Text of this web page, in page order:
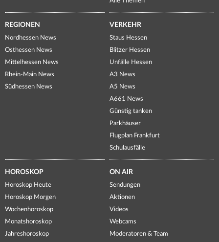
REGIONEN
Nordhessen News
Osthessen News
Mittelhessen News
Rhein-Main News
Südhessen News
VERKEHR
Staus Hessen
Blitzer Hessen
Unfälle Hessen
A3 News
A5 News
A661 News
Günstig tanken
Parkhäuser
Flugplan Frankfurt
Schulausfälle
HOROSKOP
Horoskop Heute
Horoskop Morgen
Wochenhoroskop
Monatshoroskop
Jahreshoroskop
ON AIR
Sendungen
Aktionen
Videos
Webcams
Moderatoren & Team